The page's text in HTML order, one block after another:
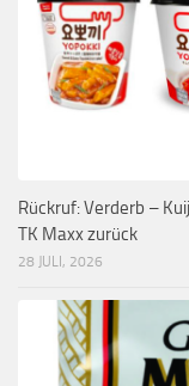
Rückruf: Verderb –
TK Maxx zurück
28 JULI, 2026